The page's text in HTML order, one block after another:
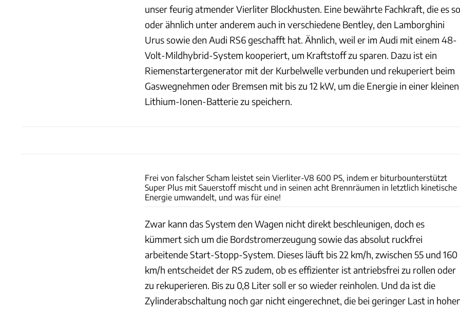
unser feurig atmender Vierliter Blockhusten. Eine bewährte Fachkraft, die es so
oder ähnlich unter anderem auch in verschiedene Bentley, den Lamborghini
Urus sowie den Audi RS6 geschafft hat. Ähnlich, weil er im Audi mit einem 48-
Volt-Mildhybrid-System kooperiert, um Kraftstoff zu sparen. Dazu ist ein
Riemenstartergenerator mit der Kurbelwelle verbunden und rekuperiert beim
Gaswegnehmen oder Bremsen mit bis zu 12 kW, um die Energie in einer kleinen
Lithium-Ionen-Batterie zu speichern.
Frei von falscher Scham leistet sein Vierliter-V8 600 PS, indem er biturbounterstützt
Super Plus mit Sauerstoff mischt und in seinen acht Brennräumen in letztlich kinetische
Energie umwandelt, und was für eine!
Zwar kann das System den Wagen nicht direkt beschleunigen, doch es
kümmert sich um die Bordstromerzeugung sowie das absolut ruckfrei
arbeitende Start-Stopp-System. Dieses läuft bis 22 km/h, zwischen 55 und 160
km/h entscheidet der RS zudem, ob es effizienter ist antriebsfrei zu rollen oder
zu rekuperieren. Bis zu 0,8 Liter soll er so wieder reinholen. Und da ist die
Zylinderabschaltung noch gar nicht eingerechnet, die bei geringer Last in